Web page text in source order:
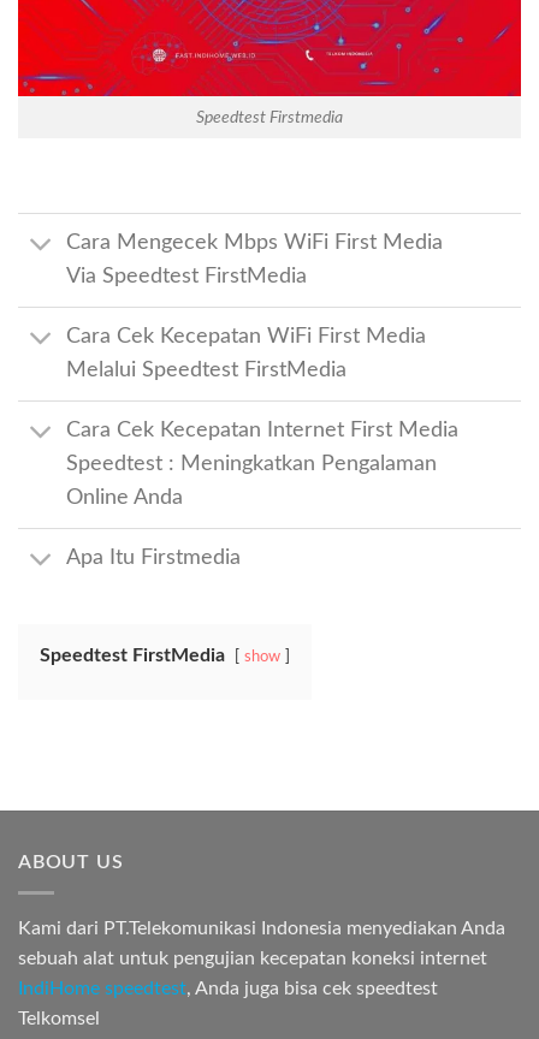
Speedtest Firstmedia
Cara Mengecek Mbps WiFi First Media
Via Speedtest FirstMedia
Cara Cek Kecepatan WiFi First Media
Melalui Speedtest FirstMedia
Cara Cek Kecepatan Internet First Media
Speedtest : Meningkatkan Pengalaman
Online Anda
Apa Itu Firstmedia
Speedtest FirstMedia show
ABOUT US
Kami dari PT.Telekomunikasi Indonesia menyediakan Anda
sebuah alat untuk pengujian kecepatan koneksi internet
IndiHome speedtest, Anda juga bisa cek speedtest
Telkomsel